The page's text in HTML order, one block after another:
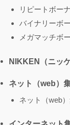
リピートボー
バイナリーボ
メガマッチボ
NIKKEN（ニッ
ネット（web）
ネット（web